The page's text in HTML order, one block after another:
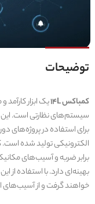
توضیحات
کمباکس 14L
یک ابزار
برای استفاده در پروژه‌های
برابر ضربه و آسیب‌های
بهینه‌ای دارد. با استفاده
خواهند گرفت و از آسیب‌های